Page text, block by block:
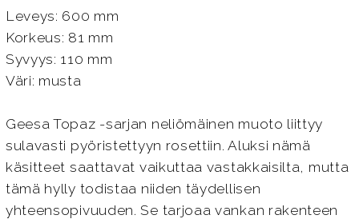
Leveys: 600 mm
Korkeus: 81 mm
Syvyys: 110 mm
Väri: musta
Geesa Topaz -sarjan neliömäinen muoto liittyy
sulavasti pyöristettyyn rosettiin. Aluksi nämä
käsitteet saattavat vaikuttaa vastakkaisilta, mutta
tämä hylly todistaa niiden täydellisen
yhteensopivuuden. Se tarjoaa vankan rakenteen